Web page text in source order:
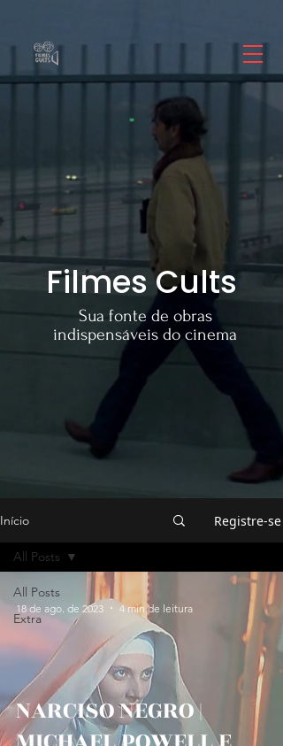
Filmes Cults
Sua fonte de obras
indispensáveis do cinema
Início Registre-se
All Posts
Extra
All Posts
NARCISO NEGRO |
18 de ago. de 2023 4 min de leitura